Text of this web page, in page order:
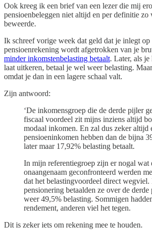
Ook kreeg ik een brief van een lezer die mij
pensioenbeleggen niet altijd en per definitie zo
beweerde.
Ik schreef vorige week dat geld dat je inlegt op
pensioenrekening wordt afgetrokken van je
minder inkomstenbelasting betaalt. Later, als
laat uitkeren, betaal je wel weer belasting.
omdat je dan in een lagere schaal valt.
Zijn antwoord:
‘De inkomensgroep die de derde pijler
fiscaal voordeel zit mijns inziens altijd
modaal inkomen. En zal dus zeker altijd
pensioeninkomen hebben dan de bijna
later maar 17,92% belasting betaalt.
In mijn referentiegroep zijn er nogal wat
onaangenaam geconfronteerd werden
dat het belastingvoordeel direct wegviel.
pensionering betaalden ze over de
weer 49,5% belasting. Sommigen
rendement, anderen viel het tegen.
Dit is zeker iets om rekening mee te houden.